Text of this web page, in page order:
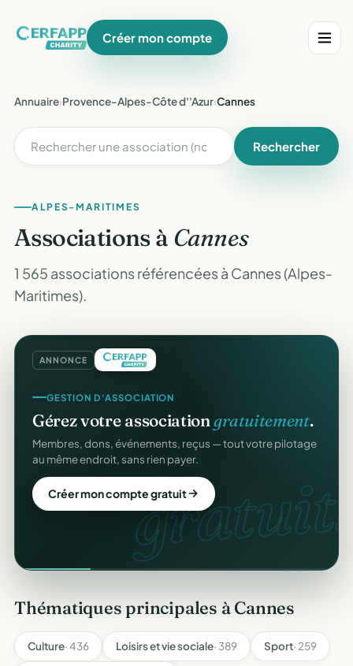
Créer mon compte
Annuaire›Provence-Alpes-Côte d''Azur›Cannes
Rechercher
ALPES-MARITIMES
Associations à Cannes
1 565 associations référencées à Cannes (Alpes-
Maritimes).
ANNONCE
gratuit.
GESTION D'ASSOCIATION
Gérez votre associationgratuitement.
Membres, dons, événements, reçus — tout votre pilotage
au même endroit, sans rien payer.
Créer mon compte gratuit
Thématiques principales à Cannes
Culture· 436 Loisirs et vie sociale· 389 Sport· 259